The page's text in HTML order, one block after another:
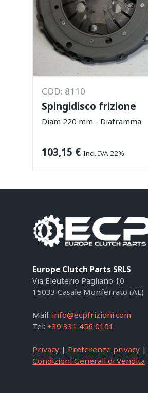
COD: 8110
Spingidisco frizione
Diam 220 mm - Diaframma
103,15 € Incl. IVA 22%
Europe Clutch Parts SRLS
Via Eleuterio Pagliano 10
15033 Casale Monferrato (AL)
Mail: info@ecpfrizioni.com
Tel: +39 331 456 0101
Privacy | Preferenze privacy |
Condizioni Generali di Vendita